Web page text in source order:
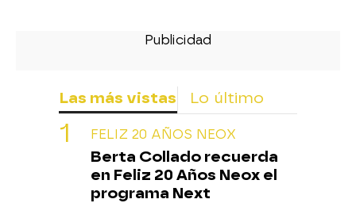
Las más vistas Lo último
FELIZ 20 AÑOS NEOX
Berta Collado recuerda
en Feliz 20 Años Neox el
programa Next